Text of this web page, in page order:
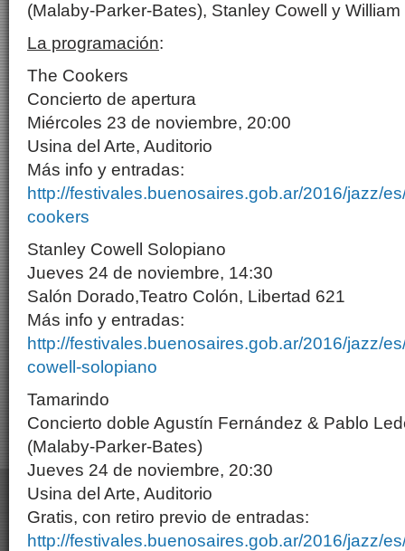
(Malaby-Parker-Bates), Stanley Cowell y William
La programación:
The Cookers
Concierto de apertura
Miércoles 23 de noviembre, 20:00
Usina del Arte, Auditorio
Más info y entradas:
http://festivales.buenosaires.gob.ar/2016/jazz/
cookers
Stanley Cowell Solopiano
Jueves 24 de noviembre, 14:30
Salón Dorado,Teatro Colón, Libertad 621
Más info y entradas:
http://festivales.buenosaires.gob.ar/2016/jazz/
cowell-solopiano
Tamarindo
Concierto doble Agustín Fernández & Pablo
(Malaby-Parker-Bates)
Jueves 24 de noviembre, 20:30
Usina del Arte, Auditorio
Gratis, con retiro previo de entradas:
http://festivales.buenosaires.gob.ar/2016/jazz/